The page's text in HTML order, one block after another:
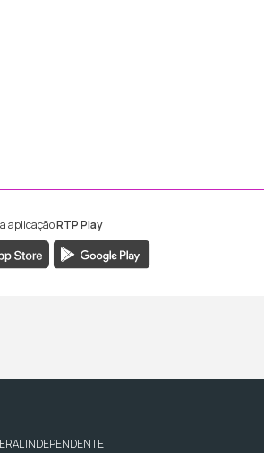
Madeira
aplicaçãoRTP Play
INDEPENDENTE